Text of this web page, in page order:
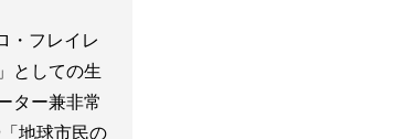
・フレイレ
としての生
ター兼非常
「地球市民の